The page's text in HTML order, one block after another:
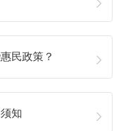
民政策？
知